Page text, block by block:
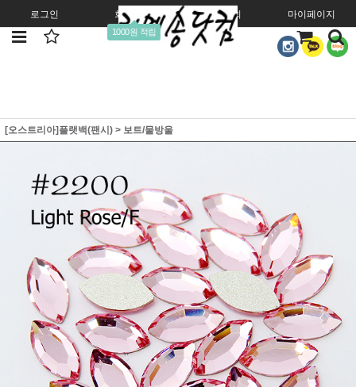
로그인 회원가입
1000원 적립
주문조회 마이페이지
[오스트리아]플랫백(팬시) > 보트/물방울